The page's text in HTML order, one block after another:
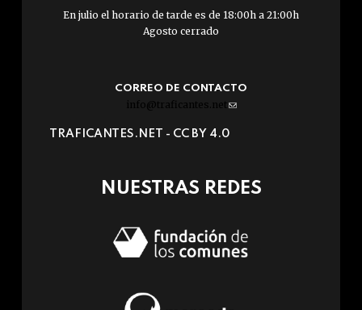
En julio el horario de tarde es de 18:00h a 21:00h
Agosto cerrado
CORREO DE CONTACTO
info@traficantes.net (link
e-
TRAFICANTES.NET - CC BY 4.0
NUESTRAS REDES